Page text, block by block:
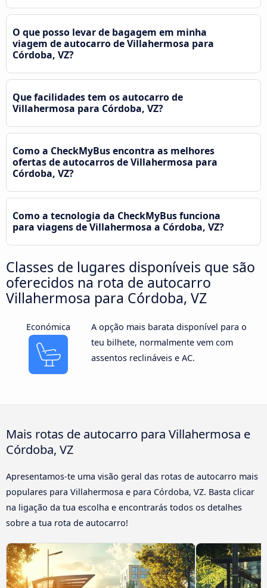
O que posso levar de bagagem em minha
viagem de autocarro de Villahermosa para
Córdoba, VZ?
Que facilidades tem os autocarro de
Villahermosa para Córdoba, VZ?
Como a CheckMyBus encontra as melhores
ofertas de autocarros de Villahermosa para
Córdoba, VZ?
Como a tecnologia da CheckMyBus funciona
para viagens de Villahermosa a Córdoba, VZ?
Classes de lugares disponíveis que são
oferecidos na rota de autocarro
Villahermosa para Córdoba, VZ
Económica
A opção mais barata disponível para o
teu bilhete, normalmente vem com
assentos reclináveis e AC.
Mais rotas de autocarro para Villahermosa e
Córdoba, VZ
Apresentamos-te uma visão geral das rotas de autocarro mais
populares para Villahermosa e para Córdoba, VZ. Basta clicar
na ligação da tua escolha e encontrarás todos os detalhes
sobre a tua rota de autocarro!